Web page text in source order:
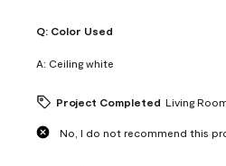
Q: Color Used
A: Ceiling white
Project Completed Living
No, I do not recommend this